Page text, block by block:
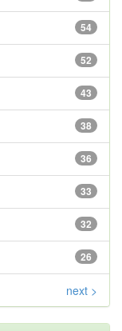
54
52
43
38
36
33
32
26
next >